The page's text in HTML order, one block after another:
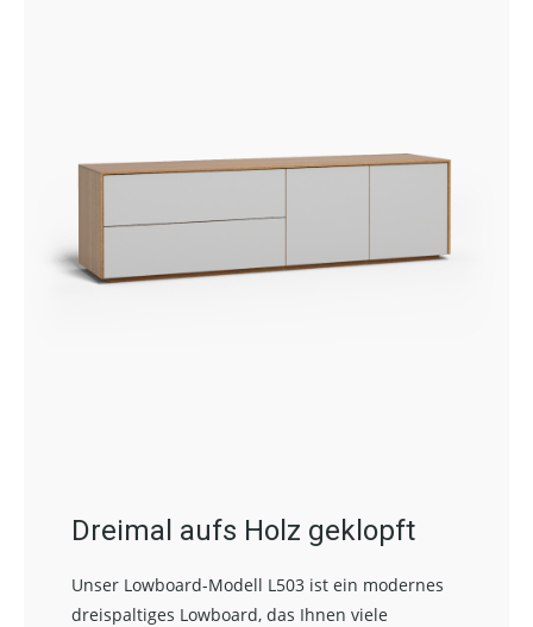
Dreimal aufs Holz geklopft
Unser Lowboard-Modell L503 ist ein modernes
dreispaltiges Lowboard, das Ihnen viele